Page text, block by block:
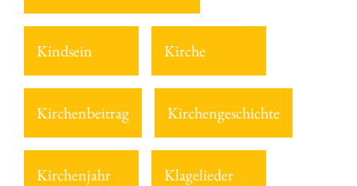
Kindsein Kirche
Kirchenbeitrag Kirchengeschichte
Kirchenjahr Klagelieder